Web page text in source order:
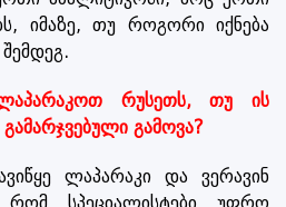
იმაზე, თუ როგორი იქნება
რუსეთს, თუ ის
გამოვა?
ლაპარაკი და ვერავინ